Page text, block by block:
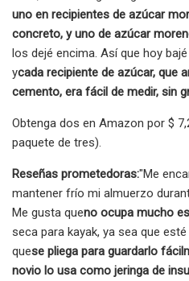
uno en recipientes de azúcar
concreto, y uno de azúcar
los dejé encima. Así que hoy
ycada recipiente de azúcar, que
cemento, era fácil de medir, sin
Obtenga dos en Amazon por $
paquete de tres).
Reseñas prometedoras:"Me
mantener frío mi almuerzo
Me gusta queno ocupa mucho
seca para kayak, ya sea que
quese pliega para guardarlo
novio lo usa como jeringa de